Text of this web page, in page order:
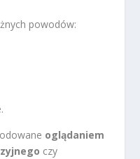
powodów:
oglądaniem
czy